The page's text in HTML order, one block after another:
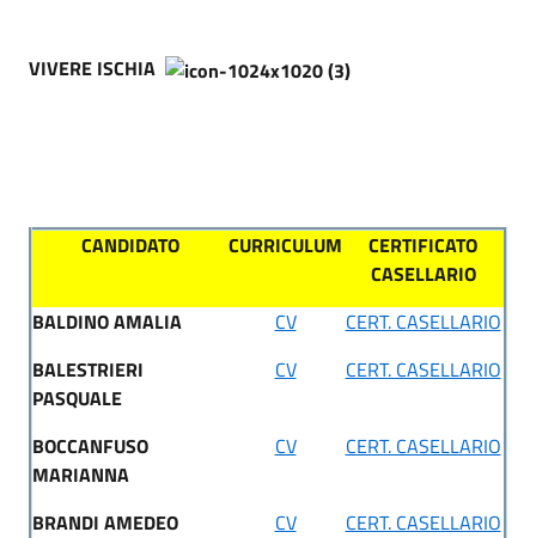
VIVERE ISCHIA
CANDIDATO CURRICULUM
CERTIFICATO
CASELLARIO
BALDINO AMALIA
CV
CERT. CASELLARIO
BALESTRIERI
PASQUALE
CV CERT. CASELLARIO
BOCCANFUSO
MARIANNA
CV CERT. CASELLARIO
BRANDI AMEDEO CV
CERT. CASELLARIO